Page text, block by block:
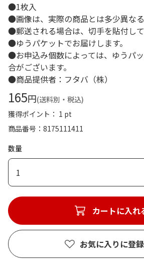
●1枚入
●画像は、実際の商品とは多少異なる
●郵送される場合は、切手を貼付して
●ゆうパケットでお届けします。
●お申込み個数によっては、ゆうパ
合がございます。
●商品提供者：フタバ（株）
165円(送料別・税込)
獲得ポイント： 1 pt
商品番号
8175111411
数量
1
カートに入れ
お気に入りに登